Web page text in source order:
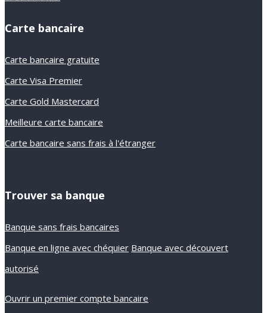
Carte bancaire
Carte bancaire gratuite
Carte Visa Premier
Carte Gold Mastercard
Meilleure carte bancaire
Carte bancaire sans frais à l'étranger
Trouver sa banque
Banque sans frais bancaires
Banque en ligne avec chéquier Banque avec découvert
autorisé
Ouvrir un premier compte bancaire